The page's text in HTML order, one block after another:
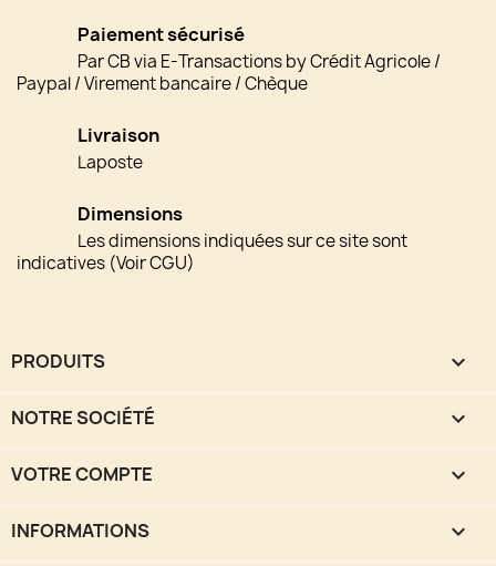
Paiement sécurisé
Par CB via E-Transactions by Crédit Agricole /
Paypal / Virement bancaire / Chèque
Livraison
Laposte
Dimensions
Les dimensions indiquées sur ce site sont
indicatives (Voir CGU)
PRODUITS 
NOTRE SOCIÉTÉ 
VOTRE COMPTE 
INFORMATIONS keyboard_arrow_down